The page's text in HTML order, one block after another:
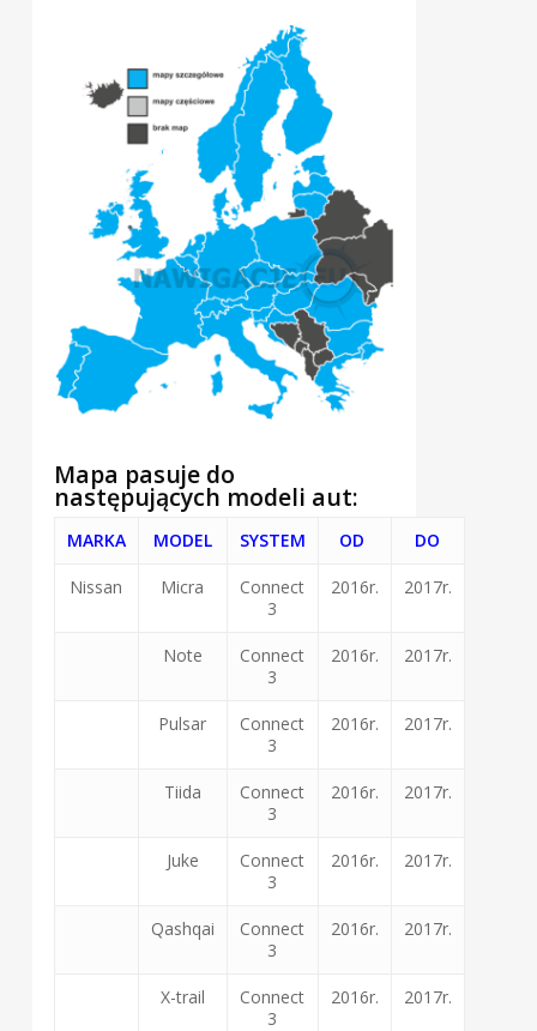
Mapa pasuje do
następujących modeli aut:
MARKA MODEL SYSTEM OD DO
Nissan Micra
Connect
3
2016r. 2017r.
Note
Connect
3
2016r. 2017r.
Pulsar
Connect
3
2016r. 2017r.
Tiida
Connect
3
2016r. 2017r.
Juke
Connect
3
2016r. 2017r.
Qashqai
Connect
3
2016r. 2017r.
X-trail
Connect
3
2016r. 2017r.